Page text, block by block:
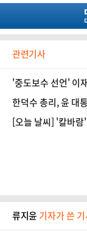
관련기사
'중도보수 선언' 이
한덕수 총리, 윤 대
[오늘 날씨] '칼바
류지윤 기자가 쓴